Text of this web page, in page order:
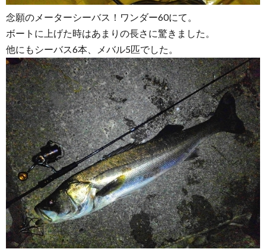
念願のメーターシーバス！ワンダー60にて。
ボートに上げた時はあまりの長さに驚きました。
他にもシーバス6本、メバル5匹でした。